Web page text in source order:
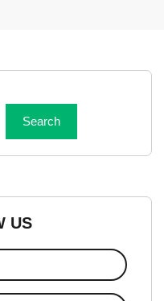
Search
US